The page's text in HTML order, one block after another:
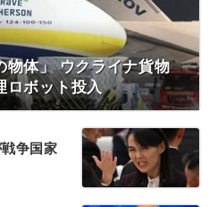
物体」 ウクライナ貨物
ロボット投入
争国家